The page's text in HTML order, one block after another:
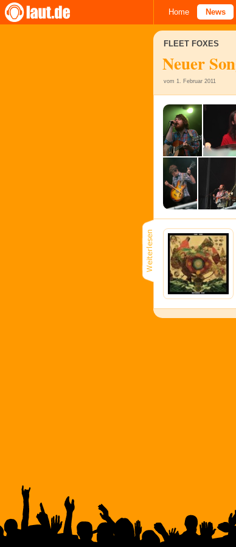
Home News
FLEET FOXES
Neuer
vom 1. Februar 2011